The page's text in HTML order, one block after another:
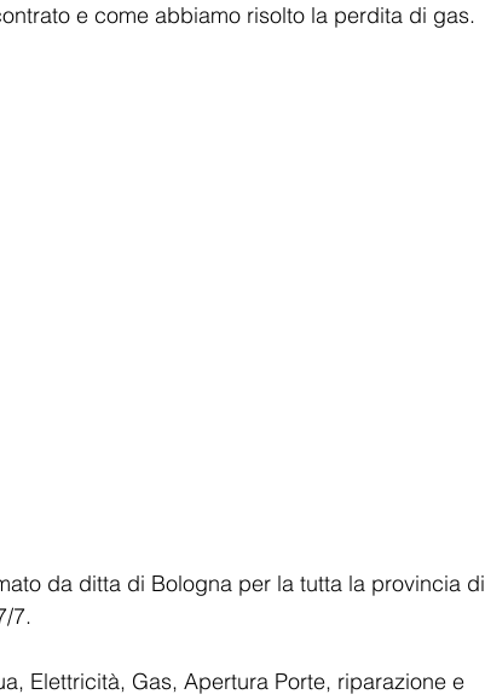
e come abbiamo risolto la perdita di gas.
da ditta di Bologna per la tutta la provincia di
7.
Elettricità, Gas, Apertura Porte, riparazione e